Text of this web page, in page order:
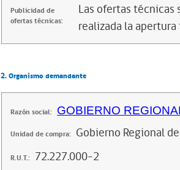
Publicidad de
ofertas técnicas:
Las ofertas
realizada la
2. Organismo demandante
Razón social: GOBIERNO
Unidad de compra: Gobierno Regional
R.U.T.: 72.227.000-2